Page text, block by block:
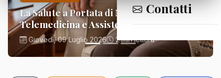
Contatti
La Salute a Portata di Mano:
Telemedicina e Assistenza Domiciliare
Giovedì, 09 Luglio 2026 2 min lettura